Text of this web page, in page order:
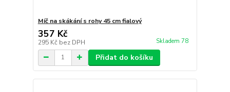
Míč na skákání s rohy 45 cm fialový
357 Kč
295 Kč bez DPH Skladem 78
Přidat do košíku